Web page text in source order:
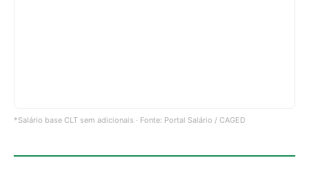
*Salário base CLT sem adicionais · Fonte: Portal Salário / CAGED